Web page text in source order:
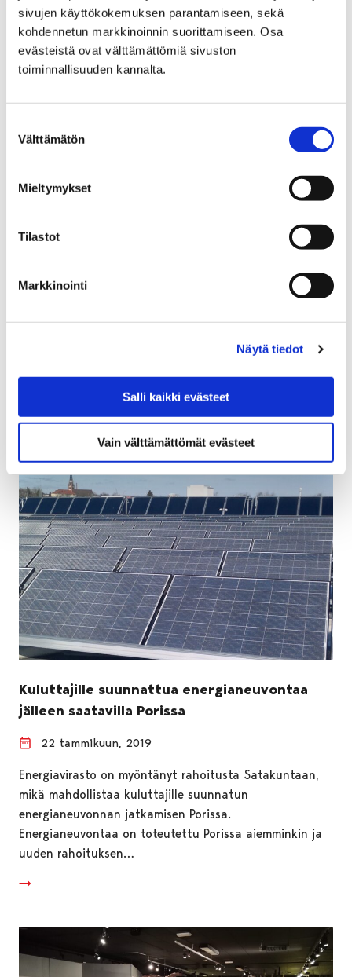
sivujen käyttökokemuksen parantamiseen, sekä
kohdennetun markkinoinnin suorittamiseen. Osa
evästeistä ovat välttämättömiä sivuston
toiminnallisuuden kannalta.
valinta
Välttämätön
Mieltymykset
Tilastot
Markkinointi
Näytä tiedot
Salli kaikki evästeet
Vain välttämättömät evästeet
Kokeile äänikirja tai e-kirja jonottamatta
Koko kansa lukee -kampanjaan 4.-24.2.2019.
Kampanjan ajan voi kuunnella yhtä e-äänikirjaa tai
lukea viittä e-kirjaa niin…
Kuluttajille suunnattua energianeuvontaa
jälleen saatavilla Porissa
22 tammikuun, 2019
Energiavirasto on myöntänyt rahoitusta Satakuntaan,
mikä mahdollistaa kuluttajille suunnatun
energianeuvonnan jatkamisen Porissa.
Energianeuvontaa on toteutettu Porissa aiemminkin ja
uuden rahoituksen…